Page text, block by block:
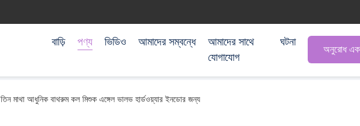
বাড়ি পণ্য ভিডিও আমাদের সম্বন্ধে
আমাদের সাথে
যোগাযোগ
ঘটনা
অনুরোধ
তিন মাথা আধুনিক বাথরুম কল মিশুক এঙ্গেল ভালভ হার্ডওয়্যার ইনডোর জন্য